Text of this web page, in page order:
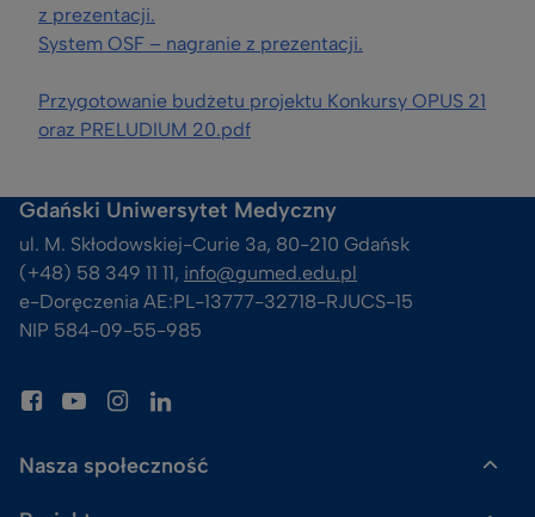
z prezentacji.
System OSF – nagranie z prezentacji.
Przygotowanie budżetu projektu Konkursy OPUS 21
oraz PRELUDIUM 20.pdf
Gdański Uniwersytet Medyczny
ul. M. Skłodowskiej-Curie 3a, 80-210 Gdańsk
(+48) 58 349 11 11, info@gumed.edu.pl
e-Doręczenia AE:PL-13777-32718-RJUCS-15
NIP 584-09-55-985
Nasza społeczność